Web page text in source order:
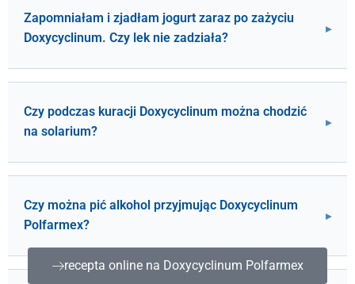
Zapomniałam i zjadłam jogurt zaraz po zażyciu
Doxycyclinum. Czy lek nie zadziała?
Czy podczas kuracji Doxycyclinum można chodzić
na solarium?
Czy można pić alkohol przyjmując Doxycyclinum
Polfarmex?
recepta online na Doxycyclinum Polfarmex